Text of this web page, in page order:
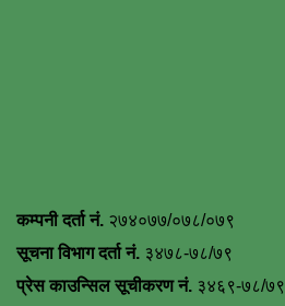
कम्पनी दर्ता नं. २७४०७७/०७८/०७९
सूचना विभाग दर्ता नं. ३४७८-७८/७९
प्रेस काउन्सिल सूचीकरण नं. ३४६९-७८/७९